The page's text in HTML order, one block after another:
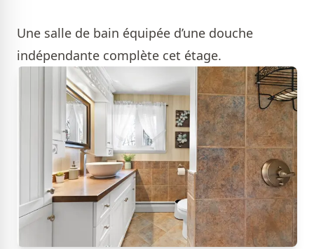
Une salle de bain équipée d’une douche
indépendante complète cet étage.